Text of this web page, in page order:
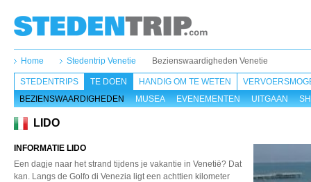
Home Stedentrip Venetie Bezienswaardigheden Venetie
STEDENTRIPS
TE DOEN
BEZIENSWAARDIGHEDEN
MUSEA EVENEMENTEN UITGAAN
HANDIG OM TE WETEN
LIDO
INFORMATIE LIDO
Een dagje naar het strand tijdens je vakantie in Venetië? Dat
kan. Langs de Golfo di Venezia ligt een achttien kilometer